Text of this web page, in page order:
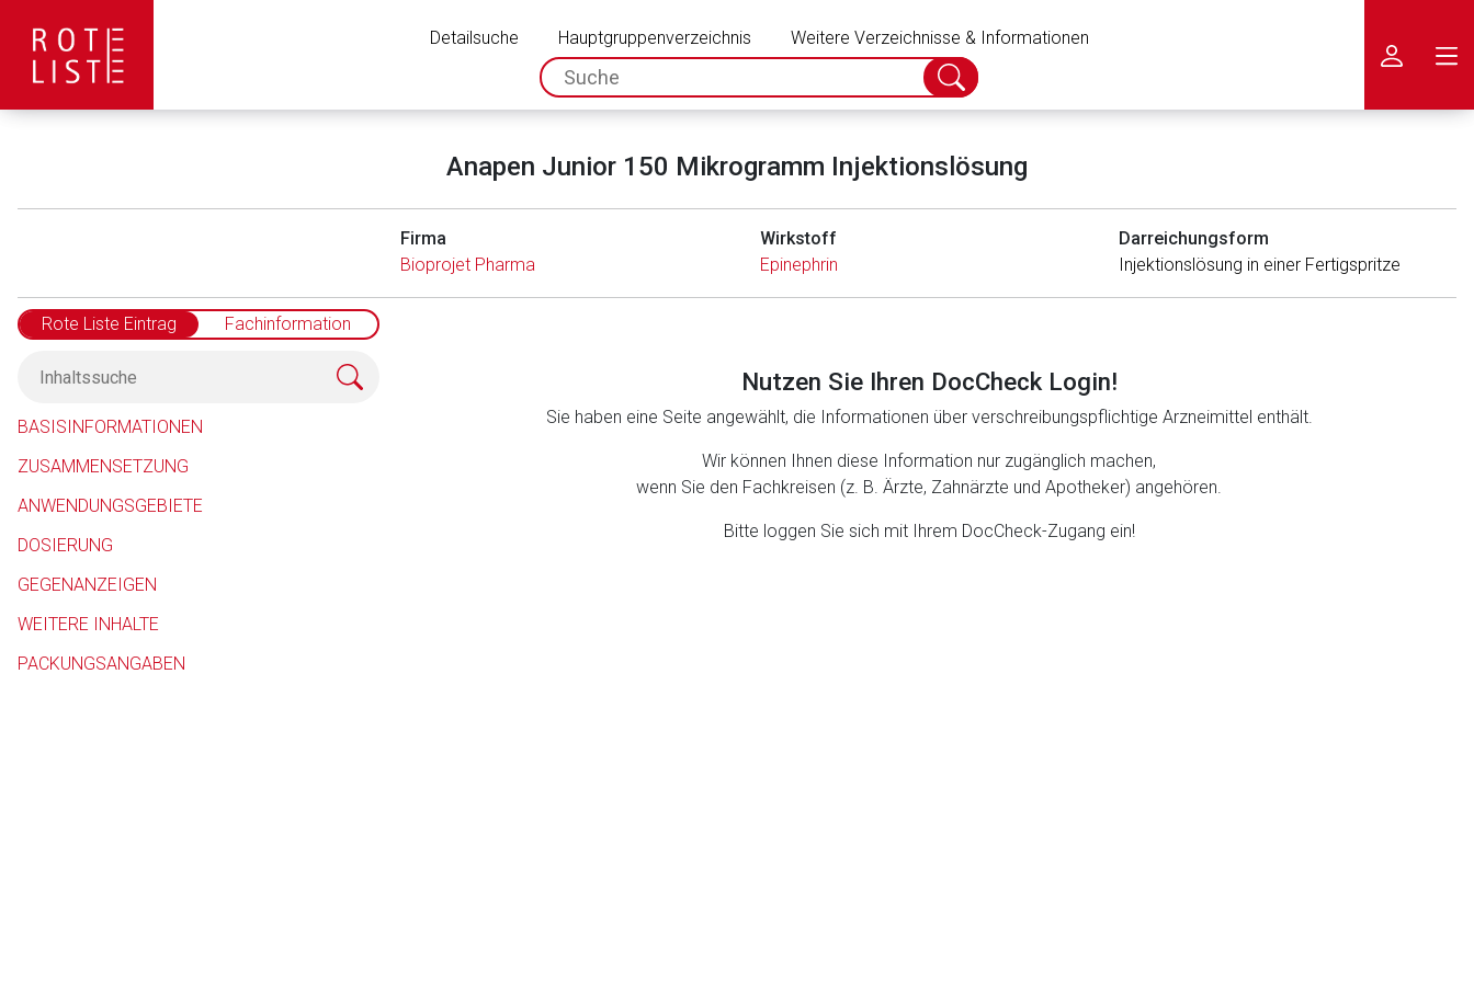
Detailsuche Hauptgruppenverzeichnis
Weitere Verzeichnisse & Informationen
spc.search.input.placeholder
Suche
abschicken
Anapen Junior 150 Mikrogramm Injektionslösung
Firma
Bioprojet Pharma
Wirkstoff
Epinephrin
Darreichungsform
In­jektionslösung in ei­ner Fertigspritze
Rote Liste Eintrag Fachinformation
BASISINFORMATIONEN
ZUSAMMENSETZUNG
ANWENDUNGSGEBIETE
DOSIERUNG
GEGENANZEIGEN
WEITERE INHALTE
PACKUNGSANGABEN
Nutzen Sie Ihren DocCheck Login!
Sie haben eine Seite angewählt, die Informationen über verschreibungspflichtige Arzneimittel enthält.
Wir können Ihnen diese Information nur zugänglich machen,
wenn Sie den Fachkreisen (z. B. Ärzte, Zahnärzte und Apotheker) angehören.
Bitte loggen Sie sich mit Ihrem DocCheck-Zugang ein!
Aufruf einer externen Seite
Der von Ihnen aufgerufene Link öffnet eine externe Web-Seite. Für die Inhalte der externen Web-Seite ist deren